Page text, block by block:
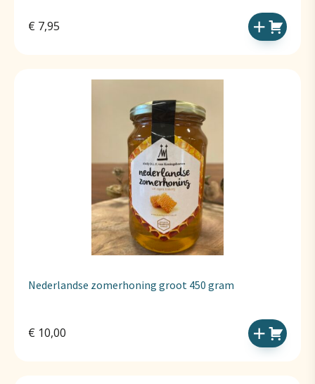
€ 7,95
Nederlandse zomerhoning groot 450 gram
€ 10,00